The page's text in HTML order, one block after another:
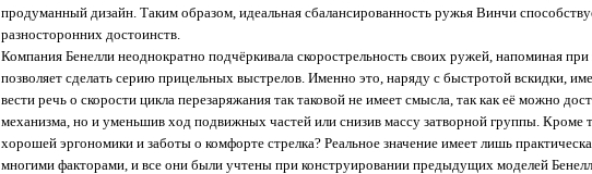
продуманный дизайн. Таким образом, идеальная сбалансированность ружья Винчи
разносторонних достоинств.
Компания Бенелли неоднократно подчёркивала скорострельность своих ружей, напоминая
позволяет сделать серию прицельных выстрелов. Именно это, наряду с быстротой вскидки,
вести речь о скорости цикла перезаряжания так таковой не имеет смысла, так как её можно
механизма, но и уменьшив ход подвижных частей или снизив массу затворной группы. Кроме
хорошей эргономики и заботы о комфорте стрелка? Реальное значение имеет лишь
многими факторами, и все они были учтены при конструировании предыдущих моделей